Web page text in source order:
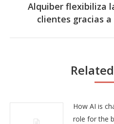
Alquiber flexibiliza
clientes gracias
How AI is
role for the